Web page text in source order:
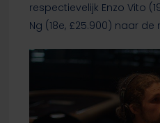
respectievelijk Enzo Vito
Ng (18e, £25.900) naar de